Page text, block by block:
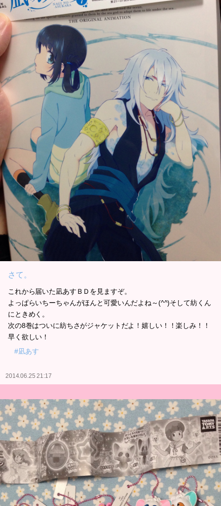
さて。
これから届いた凪あすＢＤを見ますぞ。
よっぱらいちーちゃんがほんと可愛いんだよね～(^^)そして紡くん
にときめく。
次の8巻はついに紡ちさがジャケットだよ！嬉しい！！楽しみ！！
早く欲しい！
#凪あす
2014.06.25 21:17